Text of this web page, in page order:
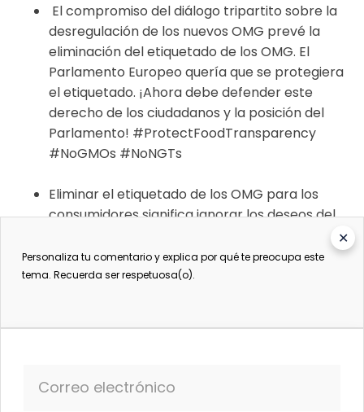
El compromiso del diálogo tripartito sobre la
desregulación de los nuevos OMG prevé la
eliminación del etiquetado de los OMG. El
Parlamento Europeo quería que se protegiera
el etiquetado. ¡Ahora debe defender este
derecho de los ciudadanos y la posición del
Parlamento! #ProtectFoodTransparency
#NoGMOs #NoNGTs
Eliminar el etiquetado de los OMG para los
consumidores significa ignorar los deseos del
90 % de la población europea. Por favor, no se
sume a esto: ¡vote a favor de la transparencia
alimentaria! #ProtectFoodTransparency
sin las garantías adecuadas. La transparencia,
el etiquetado y la seguridad son derechos
✕
Personaliza tu comentario y explica por qué te preocupa este
tema. Recuerda ser respetuosa(o).
Correo electrónico